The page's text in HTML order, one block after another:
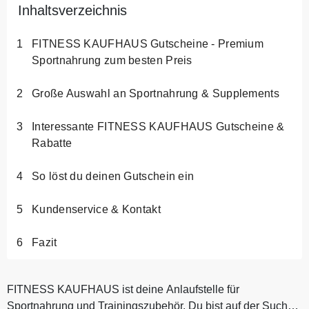
Inhaltsverzeichnis
FITNESS KAUFHAUS Gutscheine - Premium
Sportnahrung zum besten Preis
Große Auswahl an Sportnahrung & Supplements
Interessante FITNESS KAUFHAUS Gutscheine &
Rabatte
So löst du deinen Gutschein ein
Kundenservice & Kontakt
Fazit
FITNESS KAUFHAUS ist deine Anlaufstelle für
Sportnahrung und Trainingszubehör. Du bist auf der Suche